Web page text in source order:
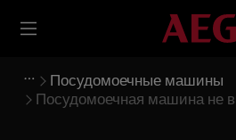
Посудомоечные машины
Посудомоечная машина не